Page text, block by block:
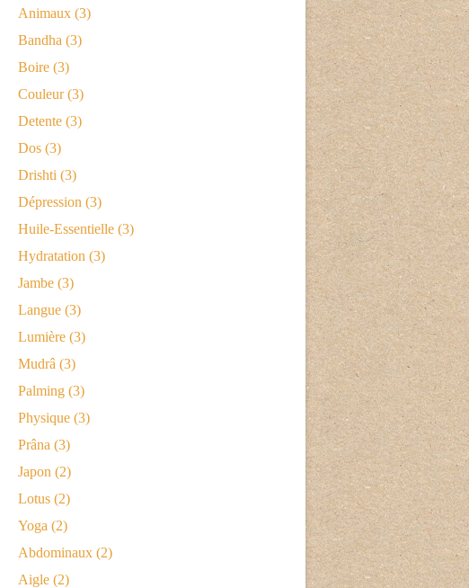
Animaux (3)
Bandha (3)
Boire (3)
Couleur(3)
Detente (3)
Dos (3)
Drishti (3)
Dépression (3)
Huile-Essentielle (3)
Hydratation (3)
Jambe (3)
Langue (3)
Lumière (3)
Mudrâ (3)
Palming (3)
Physique (3)
Prâna (3)
Japon (2)
Lotus (2)
Yoga (2)
Abdominaux (2)
Aigle (2)